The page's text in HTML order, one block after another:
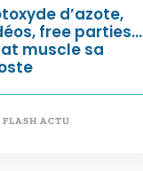
d’azote,
free parties…
muscle sa
FLASH ACTU